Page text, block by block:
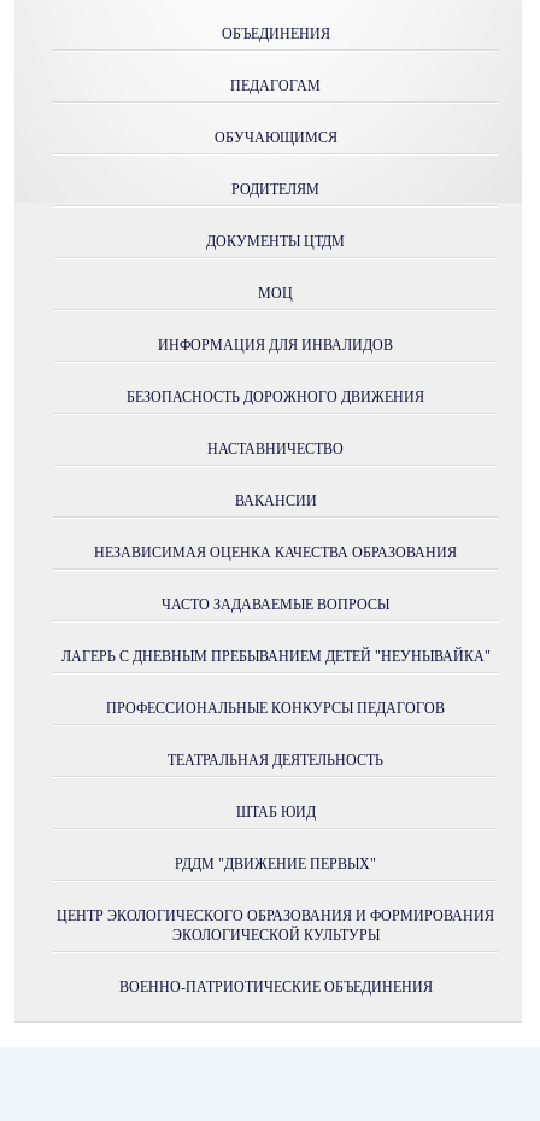
ОБЪЕДИНЕНИЯ
ПЕДАГОГАМ
ОБУЧАЮЩИМСЯ
РОДИТЕЛЯМ
ДОКУМЕНТЫ ЦТДМ
МОЦ
ИНФОРМАЦИЯ ДЛЯ ИНВАЛИДОВ
БЕЗОПАСНОСТЬ ДОРОЖНОГО ДВИЖЕНИЯ
НАСТАВНИЧЕСТВО
ВАКАНСИИ
НЕЗАВИСИМАЯ ОЦЕНКА КАЧЕСТВА ОБРАЗОВАНИЯ
ЧАСТО ЗАДАВАЕМЫЕ ВОПРОСЫ
ЛАГЕРЬ С ДНЕВНЫМ ПРЕБЫВАНИЕМ ДЕТЕЙ "НЕУНЫВАЙКА"
ПРОФЕССИОНАЛЬНЫЕ КОНКУРСЫ ПЕДАГОГОВ
ТЕАТРАЛЬНАЯ ДЕЯТЕЛЬНОСТЬ
ШТАБ ЮИД
РДДМ "ДВИЖЕНИЕ ПЕРВЫХ"
ЦЕНТР ЭКОЛОГИЧЕСКОГО ОБРАЗОВАНИЯ И ФОРМИРОВАНИЯ
ЭКОЛОГИЧЕСКОЙ КУЛЬТУРЫ
ВОЕННО-ПАТРИОТИЧЕСКИЕ ОБЪЕДИНЕНИЯ